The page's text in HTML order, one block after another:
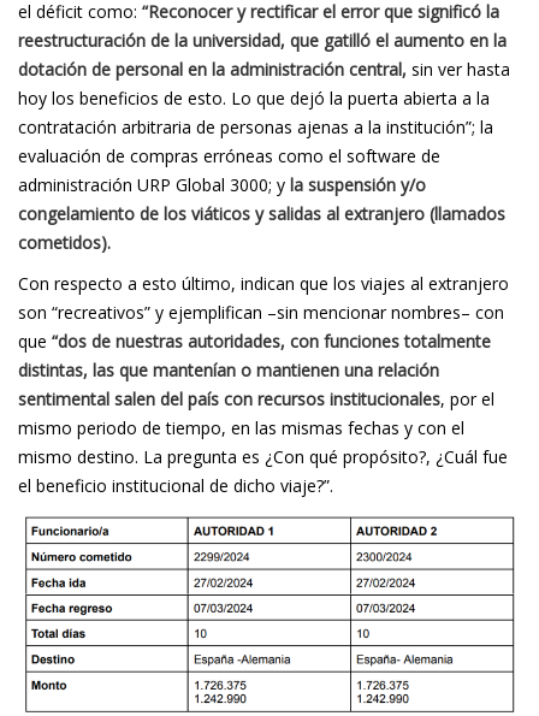
el déficit como: “Reconocer y rectificar el error que significó la
reestructuración de la universidad, que gatilló el aumento en la
dotación de personal en la administración central, sin ver hasta
hoy los beneficios de esto. Lo que dejó la puerta abierta a la
contratación arbitraria de personas ajenas a la institución”; la
evaluación de compras erróneas como el software de
administración URP Global 3000; y la suspensión y/o
congelamiento de los viáticos y salidas al extranjero (llamados
cometidos).
Con respecto a esto último, indican que los viajes al extranjero
son “recreativos” y ejemplifican –sin mencionar nombres– con
que “dos de nuestras autoridades, con funciones totalmente
distintas, las que mantenían o mantienen una relación
sentimental salen del país con recursos institucionales, por el
mismo periodo de tiempo, en las mismas fechas y con el
mismo destino. La pregunta es ¿Con qué propósito?, ¿Cuál fue
el beneficio institucional de dicho viaje?”.